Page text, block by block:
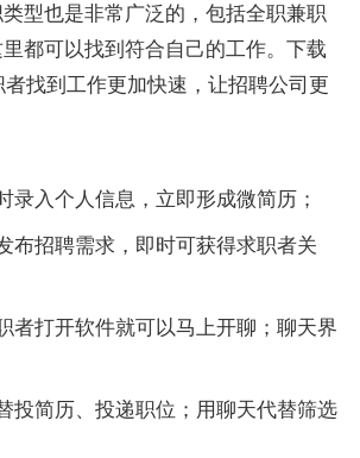
型也是非常广泛的，包括全职兼职
都可以找到符合自己的工作。下载
找到工作更加快速，让招聘公司更
入个人信息，立即形成微简历；
招聘需求，即时可获得求职者关
打开软件就可以马上开聊；聊天界
简历、投递职位；用聊天代替筛选